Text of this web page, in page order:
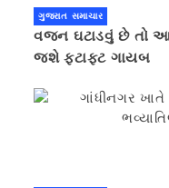
ગુજરાત સમાચાર
વજન ઘટાડવું છે તો
જશે ફટાફટ ગાયબ